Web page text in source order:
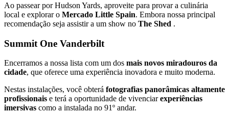
Ao passear por Hudson Yards, aproveite para provar a culinária
local e explorar o Mercado Little Spain. Embora nossa principal
recomendação seja assistir a um show no The Shed .
Summit One Vanderbilt
Encerramos a nossa lista com um dos mais novos miradouros da
cidade, que oferece uma experiência inovadora e muito moderna.
Nestas instalações, você obterá fotografias panorâmicas altamente
profissionais e terá a oportunidade de vivenciarexperiências
imersivas como a instalada no 91º andar.